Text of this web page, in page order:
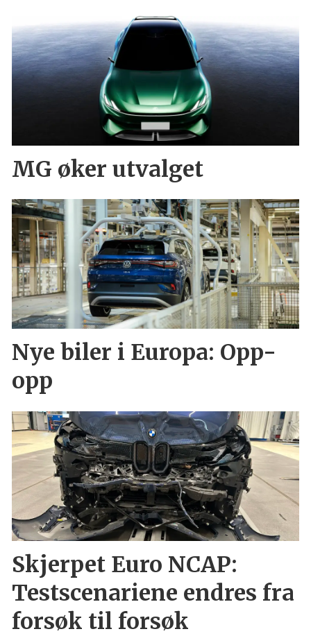
MG øker utvalget
Nye biler i Europa: Opp-
opp
Skjerpet Euro NCAP:
Testscenariene endres fra
forsøk til forsøk